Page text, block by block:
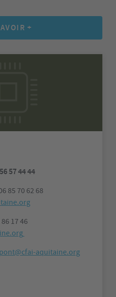
+
57 44 44
85 70 62 68
17 46
aquitaine.org